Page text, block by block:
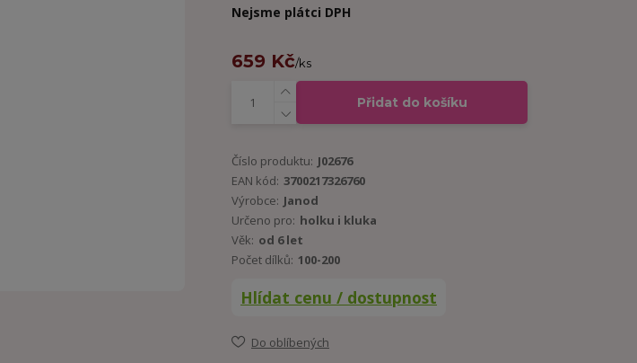
Nejsme plátci DPH
659 Kč/ks
Přidat do košíku
Číslo produktu: J02676
EAN kód: 3700217326760
Výrobce: Janod
Určeno pro: holku i kluka
Věk: od 6 let
Počet dílků: 100-200
Hlídat cenu / dostupnost
Do oblíbených